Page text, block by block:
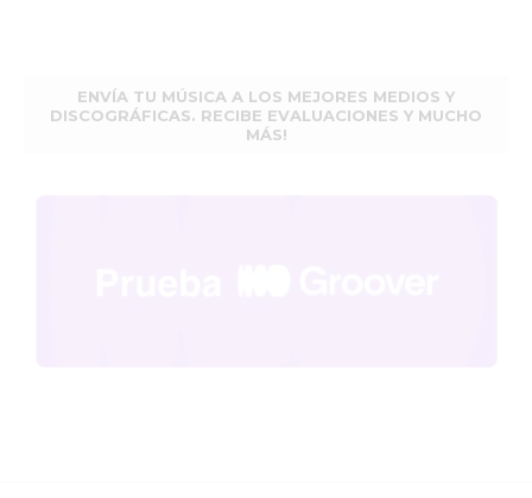
ENVÍA TU MÚSICA A LOS MEJORES MEDIOS Y
DISCOGRÁFICAS. RECIBE EVALUACIONES Y MUCHO
MÁS!